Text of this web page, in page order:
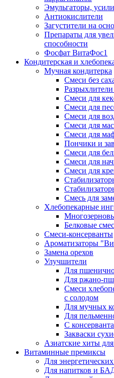
Эмульгаторы,
Антиокислители
Загустители на
Препараты для
способности
Фосфат ВитаФос1
Кондитерская и
Мучная кондитерка
Смеси без
Смеси для
Смеси для
Смеси для
Смеси для
Смеси для
Пончики и
Cмеси для
Смеси для
Смеси для
Смесь для
Хлебопекарные
Белковые
Смеси-консерванты
Ароматизаторы
Замена орехов
Улучшители
Для
Для ржано-
Смеси
с солодом
Для мучных
Для
С
Закваски
Азиатские хиты
Витаминные премиксы
Для
Для напитков и